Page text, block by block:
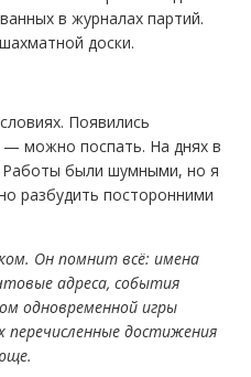
в журналах партий.
доски.
Появились
— можно поспать. На днях в
были шумными, но я
разбудить посторонними
Он помнит всё: имена
адреса, события
одновременной игры
перечисленные достижения